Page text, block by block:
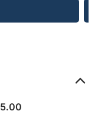
5.00